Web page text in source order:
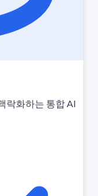
락화하는 통합 AI